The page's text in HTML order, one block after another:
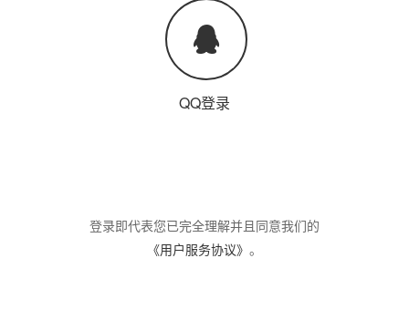
QQ登录
登录即代表您已完全理解并且同意我们的
《用户服务协议》 。